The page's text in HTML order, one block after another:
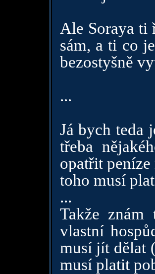
Ale Soraya ti
sám, a ti co
bezostyšně
...
Já bych teda
třeba
opatřit
toho musí
...
Takže
vlastní
musí jít dělat
musí platit